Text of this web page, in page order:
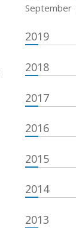
September
2019
2018
2017
2016
2015
2014
2013